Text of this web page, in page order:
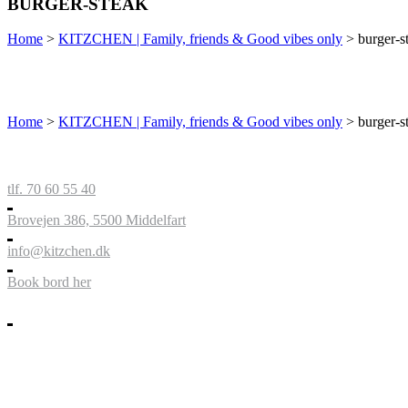
BURGER-STEAK
Home > KITZCHEN | Family, friends & Good vibes only > burger-
Home > KITZCHEN | Family, friends & Good vibes only > burger-
tlf. 70 60 55 40
Brovejen 386, 5500 Middelfart
info@kitzchen.dk
Book bord her